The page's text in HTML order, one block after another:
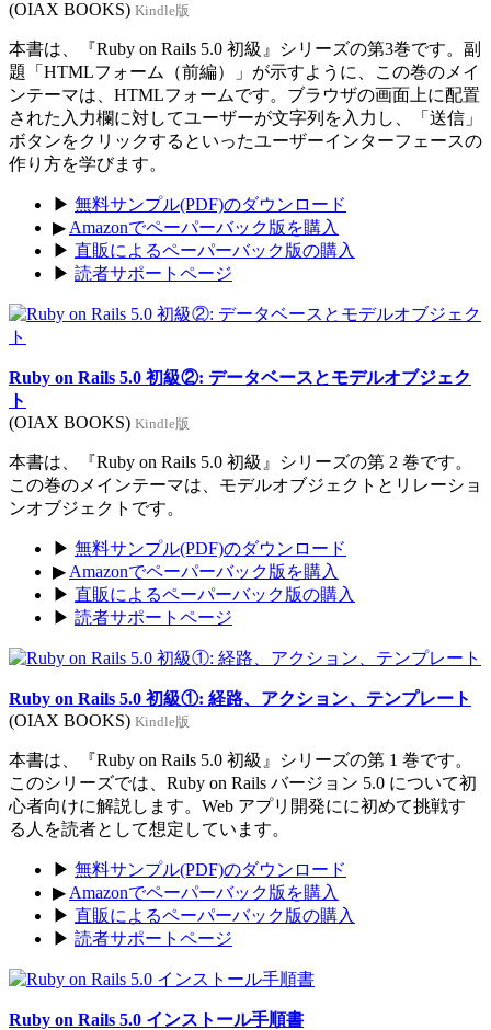
(OIAX BOOKS) Kindle版
本書は、『Ruby on Rails 5.0 初級』シリーズの第3巻です。副
題「HTMLフォーム（前編）」が示すように、この巻のメイ
ンテーマは、HTMLフォームです。ブラウザの画面上に配置
された入力欄に対してユーザーが文字列を入力し、「送信」
ボタンをクリックするといったユーザーインターフェースの
作り方を学びます。
▶ 無料サンプル(PDF)のダウンロード
▶ Amazonでペーパーバック版を購入
▶ 直販によるペーパーバック版の購入
▶ 読者サポートページ
Ruby on Rails 5.0 初級②: データベースとモデルオブジェク
ト
(OIAX BOOKS) Kindle版
本書は、『Ruby on Rails 5.0 初級』シリーズの第 2 巻です。
この巻のメインテーマは、モデルオブジェクトとリレーショ
ンオブジェクトです。
▶ 無料サンプル(PDF)のダウンロード
▶ Amazonでペーパーバック版を購入
▶ 直販によるペーパーバック版の購入
▶ 読者サポートページ
Ruby on Rails 5.0 初級①: 経路、アクション、テンプレート
(OIAX BOOKS) Kindle版
本書は、『Ruby on Rails 5.0 初級』シリーズの第 1 巻です。
このシリーズでは、Ruby on Rails バージョン 5.0 について初
心者向けに解説します。Web アプリ開発にに初めて挑戦す
る人を読者として想定しています。
▶ 無料サンプル(PDF)のダウンロード
▶ Amazonでペーパーバック版を購入
▶ 直販によるペーパーバック版の購入
▶ 読者サポートページ
Ruby on Rails 5.0 インストール手順書